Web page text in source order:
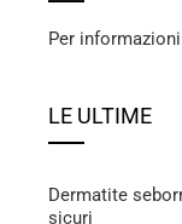
Per
LE ULTIME
Dermatite
sicuri